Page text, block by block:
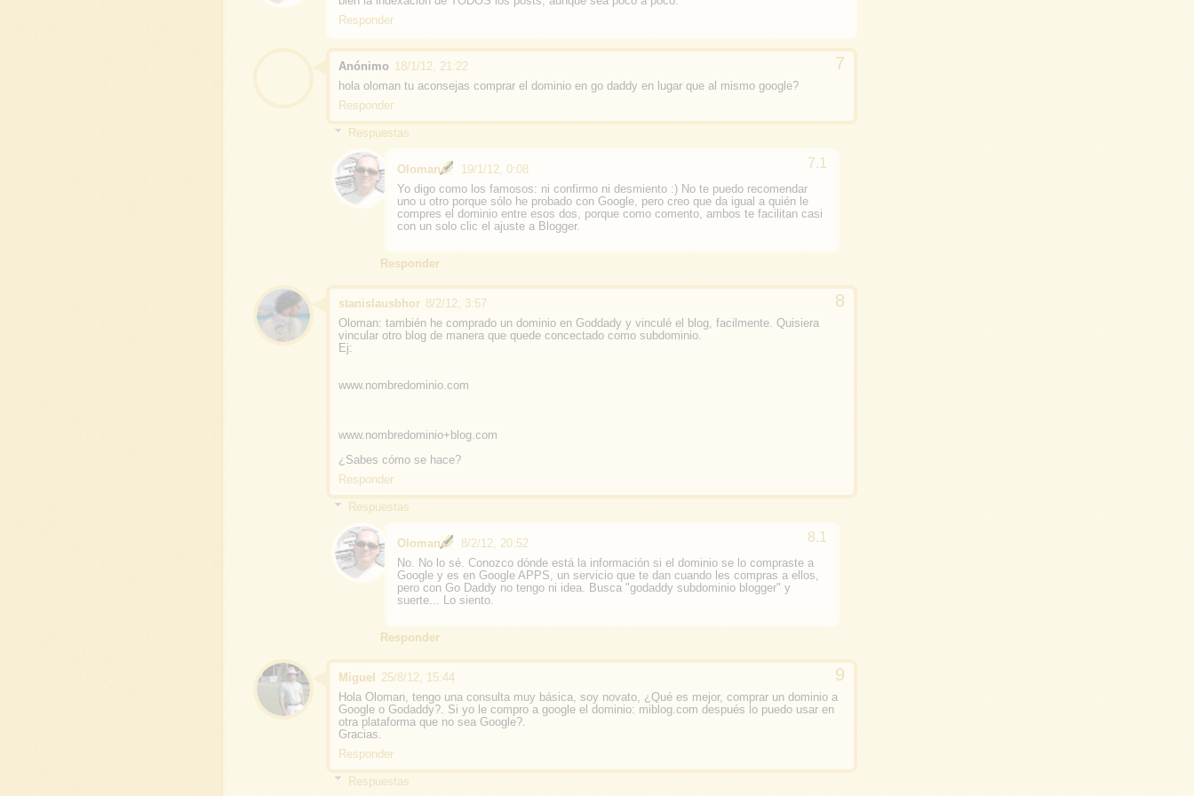
Responder
Anónimo 18/1/12, 21:22
hola oloman tu aconsejas comprar el dominio en go daddy en lugar que al mismo google?
Responder
Respuestas
Oloman
19/1/12, 0:08
Yo digo como los famosos: ni confirmo ni desmiento :) No te puedo recomendar
uno u otro porque sólo he probado con Google, pero creo que da igual a quién le
compres el dominio entre esos dos, porque como comento, ambos te facilitan casi
con un solo clic el ajuste a Blogger.
Responder
stanislausbhor 8/2/12, 3:57
Oloman: también he comprado un dominio en Goddady y vinculé el blog, facilmente. Quisiera
vincular otro blog de manera que quede concectado como subdominio.
Ej:
www.nombredominio.com
www.nombredominio+blog.com
¿Sabes cómo se hace?
Responder
Respuestas
Oloman
8/2/12, 20:52
No. No lo sé. Conozco dónde está la información si el dominio se lo compraste a
Google y es en Google APPS, un servicio que te dan cuando les compras a ellos,
pero con Go Daddy no tengo ni idea. Busca "godaddy subdominio blogger" y
suerte... Lo siento.
Responder
Miguel 25/8/12, 15:44
Hola Oloman, tengo una consulta muy básica, soy novato, ¿Qué es mejor, comprar un dominio a
Google o Godaddy?. Si yo le compro a google el dominio: miblog.com después lo puedo usar en
otra plataforma que no sea Google?.
Gracias.
Responder
Respuestas